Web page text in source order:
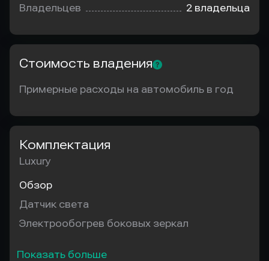
Владельцев 2 владельца
Стоимость владения
Примерные расходы на автомобиль в год
Комплектация
Luxury
Обзор
Датчик света
Электрообогрев боковых зеркал
Показать больше